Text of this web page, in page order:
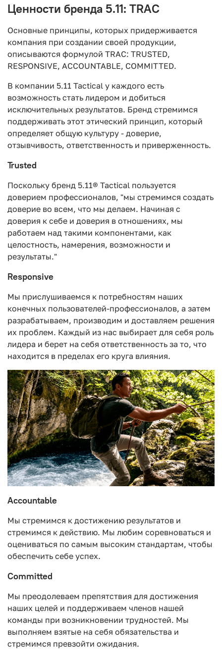
Ценности бренда 5.11: TRAC
Основные принципы, которых придерживается
компания при создании своей продукции,
описываются формулой TRAC: TRUSTED,
RESPONSIVE, ACCOUNTABLE, COMMITTED.
В компании 5.11 Tactical у каждого есть
возможность стать лидером и добиться
исключительных результатов. Бренд стремимся
поддерживать этот этический принцип, который
определяет общую культуру - доверие,
отзывчивость, ответственность и приверженность.
Trusted
Поскольку бренд 5.11® Tactical пользуется
доверием профессионалов, "мы стремимся создать
доверие во всем, что мы делаем. Начиная с
доверия к себе и доверия в отношениях, мы
работаем над такими компонентами, как
целостность, намерения, возможности и
результаты."
Responsive
Мы прислушиваемся к потребностям наших
конечных пользователей-профессионалов, а затем
разрабатываем, производим и доставляем решения
их проблем. Каждый из нас выбирает для себя роль
лидера и берет на себя ответственность за то, что
находится в пределах его круга влияния.
Accountable
Мы стремимся к достижению результатов и
стремимся к действию. Мы любим соревноваться и
оцениваться по самым высоким стандартам, чтобы
обеспечить себе успех.
Committed
Мы преодолеваем препятствия для достижения
наших целей и поддерживаем членов нашей
команды при возникновении трудностей. Мы
выполняем взятые на себя обязательства и
стремимся превзойти ожидания.